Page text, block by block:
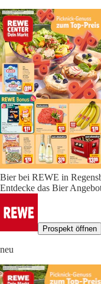
Bier bei REWE in
Entdecke das Bier
Prospekt öffnen
neu